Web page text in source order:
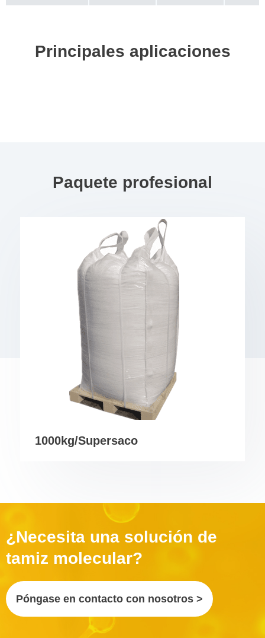
Principales aplicaciones
Paquete profesional
1000kg/Supersaco
¿Necesita una solución de
tamiz molecular?
Póngase en contacto con nosotros >